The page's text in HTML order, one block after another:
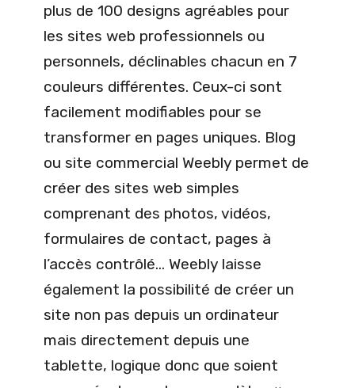
plus de 100 designs agréables pour
les sites web professionnels ou
personnels, déclinables chacun en 7
couleurs différentes. Ceux-ci sont
facilement modifiables pour se
transformer en pages uniques. Blog
ou site commercial Weebly permet de
créer des sites web simples
comprenant des photos, vidéos,
formulaires de contact, pages à
l’accès contrôlé… Weebly laisse
également la possibilité de créer un
site non pas depuis un ordinateur
mais directement depuis une
tablette, logique donc que soient